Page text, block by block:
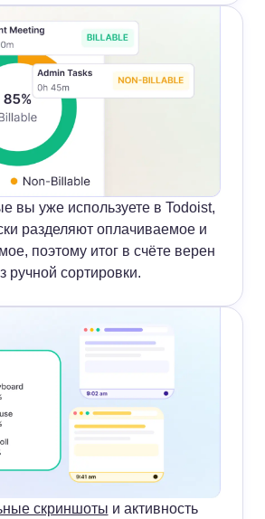
вы уже используете в Todoist,
разделяют оплачиваемое и
поэтому итог в счёте верен
ручной сортировки.
скриншоты и активность